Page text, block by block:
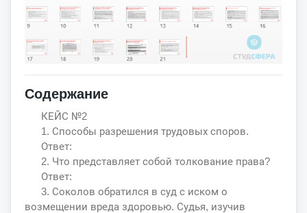
Содержание
КЕЙС №2
1. Способы разрешения трудовых споров.
Ответ:
2. Что представляет собой толкование права?
Ответ:
3. Соколов обратился в суд с иском о
возмещении вреда здоровью. Судья, изучив